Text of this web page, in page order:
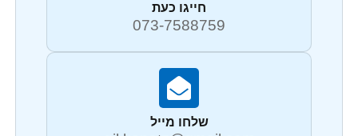
חייגו כעת
073-7588759
שלחו מייל